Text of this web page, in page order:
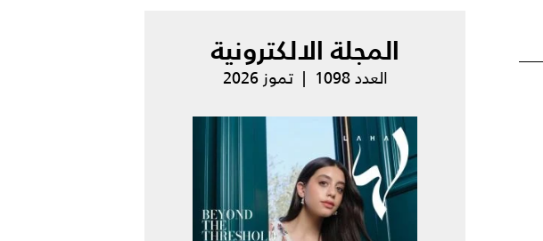
المجلة الالكترونية
العدد 1098 | تموز 2026